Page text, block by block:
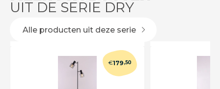
UIT DE SERIE DRY
Alle producten uit deze serie
€179,50